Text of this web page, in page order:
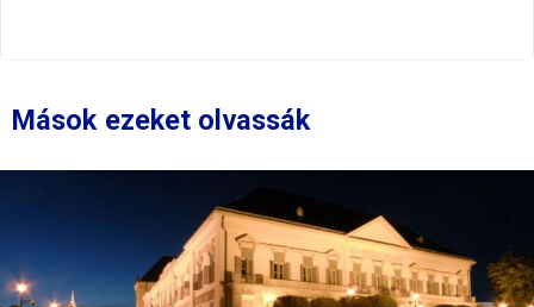
Mások ezeket olvassák